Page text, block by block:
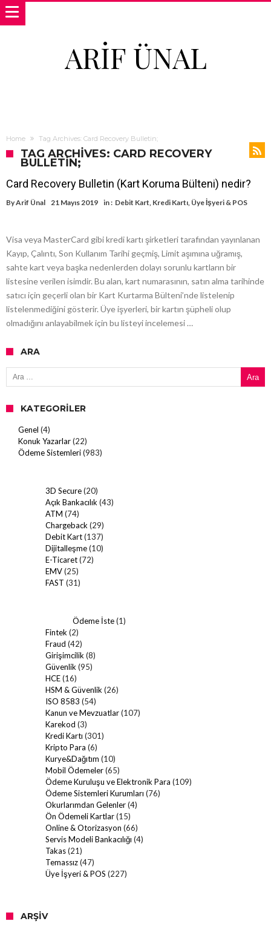
ARIF ÜNAL
Home Tag Archives: Card Recovery Bulletin;
TAG ARCHIVES: CARD RECOVERY
BULLETIN;
Card Recovery Bulletin (Kart Koruma Bülteni) nedir?
ByArif Ünal 21 Mayıs 2019 in : Debit Kart, Kredi Kartı, Üye İşyeri & POS
Visa veya MasterCard gibi kredi kartı şirketleri tarafından yayınlanan
Kayıp, Çalıntı, Son Kullanım Tarihi geçmiş, Limit aşımına uğramış,
sahte kart veya başka nedenlerden dolayı sorunlu kartların bir
listesine verilen isimdir. Bu alan, kart numarasının, satın alma tarihinde
satıcı için geçerli olan bir Kart Kurtarma Bülteni’nde listelenip
listelenmediğini gösterir. Üye işyerleri, bir kartın şüpheli olup
olmadığını anlayabilmek için bu listeyi incelemesi …
ARA
Arama:
KATEGORILER
Genel (4)
Konuk Yazarlar(22)
Ödeme Sistemleri(983)
3D Secure(20)
Açık Bankacılık (43)
ATM (74)
Chargeback (29)
Debit Kart(137)
Dijitalleşme(10)
E-Ticaret(72)
EMV(25)
FAST (31)
Ödeme İste(1)
Fintek (2)
Fraud (42)
Girişimcilik (8)
Güvenlik (95)
HCE(16)
HSM & Güvenlik (26)
ISO 8583 (54)
Kanun ve Mevzuatlar(107)
Karekod (3)
Kredi Kartı (301)
Kripto Para (6)
Kurye&Dağıtım (10)
Mobil Ödemeler(65)
Ödeme Kuruluşu ve Elektronik Para (109)
Ödeme Sistemleri Kurumları (76)
Okurlarımdan Gelenler(4)
Ön Ödemeli Kartlar(15)
Online & Otorizasyon (66)
Servis Modeli Bankacılığı (4)
Takas(21)
Temassız(47)
Üye İşyeri & POS (227)
ARŞIV